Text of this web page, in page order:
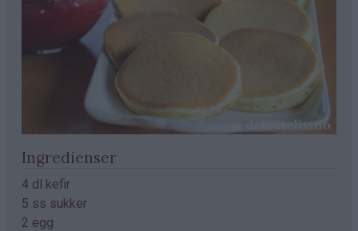
Ingredienser
4 dl kefir
5 ss sukker
2 egg